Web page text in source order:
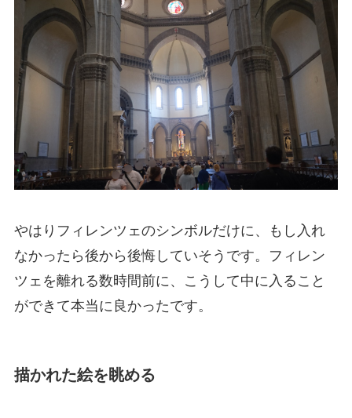
やはりフィレンツェのシンボルだけに、もし入れ
なかったら後から後悔していそうです。フィレン
ツェを離れる数時間前に、こうして中に入ること
ができて本当に良かったです。
描かれた絵を眺める